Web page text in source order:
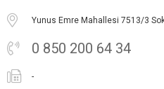
Yunus Emre Mahallesi 7513/3
0 850 200 64 34
-